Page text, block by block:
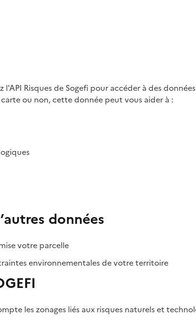
Risques de Sogefi pour accéder à des
ou non, cette donnée peut vous aider à :
données
votre parcelle
environnementales de votre territoire
les zonages liés aux risques naturels et